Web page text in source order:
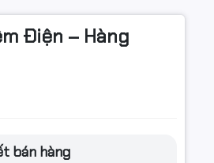
Điện – Hàng
bán hàng